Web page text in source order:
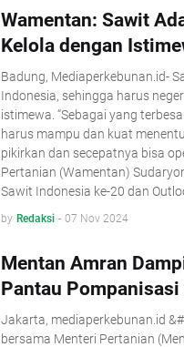
Wamentan: Sawit
Kelola dengan
Badung, Mediaperkebunan.id-
Indonesia, sehingga harus
istimewa. “Sebagai yang
harus mampu dan kuat
pikirkan dan secepatnya bisa
Pertanian (Wamentan)
Sawit Indonesia ke-20 dan
by Redaksi - 07 Nov 2024
Mentan Amran
Pantau
Jakarta, mediaperkebunan.id
bersama Menteri Pertanian